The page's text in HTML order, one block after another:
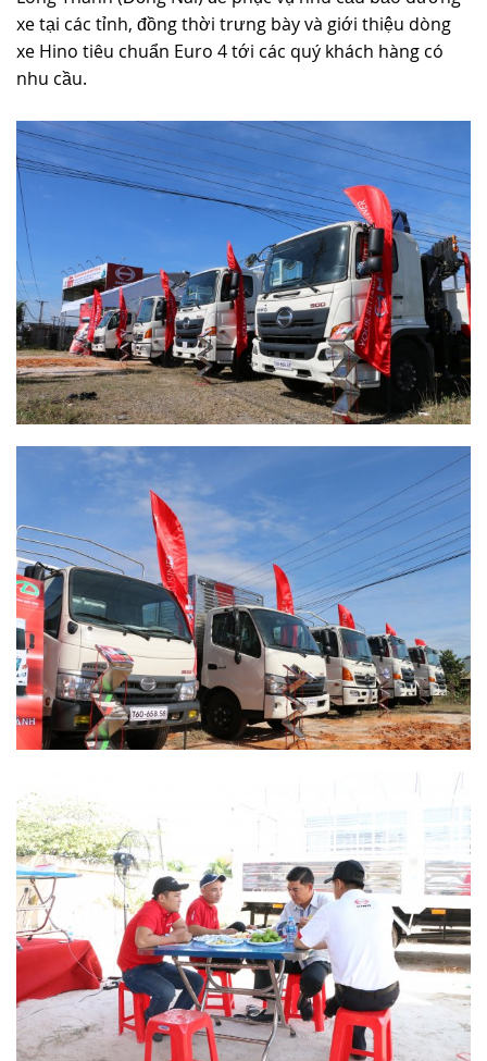
TUYỂN DỤNG
xe tại các tỉnh, đồng thời trưng bày và giới thiệu dòng
xe Hino tiêu chuẩn Euro 4 tới các quý khách hàng có
nhu cầu.